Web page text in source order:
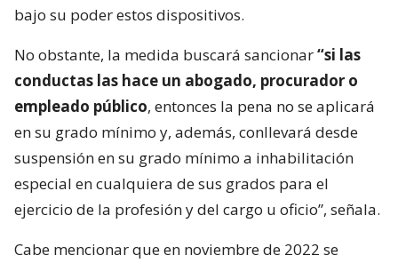
bajo su poder estos dispositivos.
No obstante, la medida buscará sancionar“si las
conductas las hace un abogado, procurador o
empleado público, entonces la pena no se aplicará
en su grado mínimo y, además, conllevará desde
suspensión en su grado mínimo a inhabilitación
especial en cualquiera de sus grados para el
ejercicio de la profesión y del cargo u oficio”, señala.
Cabe mencionar que en noviembre de 2022 se